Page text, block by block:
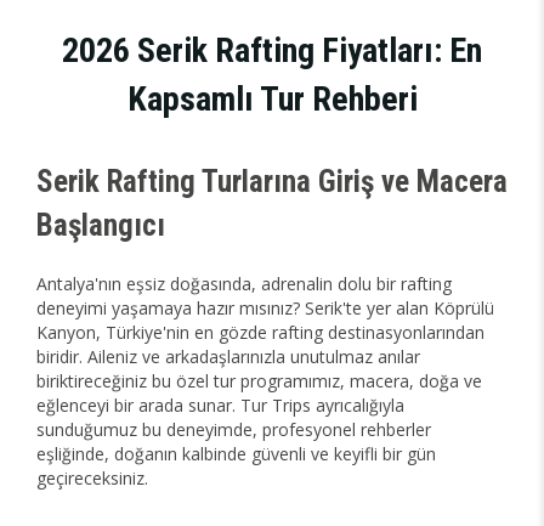
2026 Serik Rafting Fiyatları: En
Kapsamlı Tur Rehberi
Serik Rafting Turlarına Giriş ve Macera
Başlangıcı
Antalya'nın eşsiz doğasında, adrenalin dolu bir rafting
deneyimi yaşamaya hazır mısınız? Serik'te yer alan Köprülü
Kanyon, Türkiye'nin en gözde rafting destinasyonlarından
biridir. Aileniz ve arkadaşlarınızla unutulmaz anılar
biriktireceğiniz bu özel tur programımız, macera, doğa ve
eğlenceyi bir arada sunar. Tur Trips ayrıcalığıyla
sunduğumuz bu deneyimde, profesyonel rehberler
eşliğinde, doğanın kalbinde güvenli ve keyifli bir gün
geçireceksiniz.